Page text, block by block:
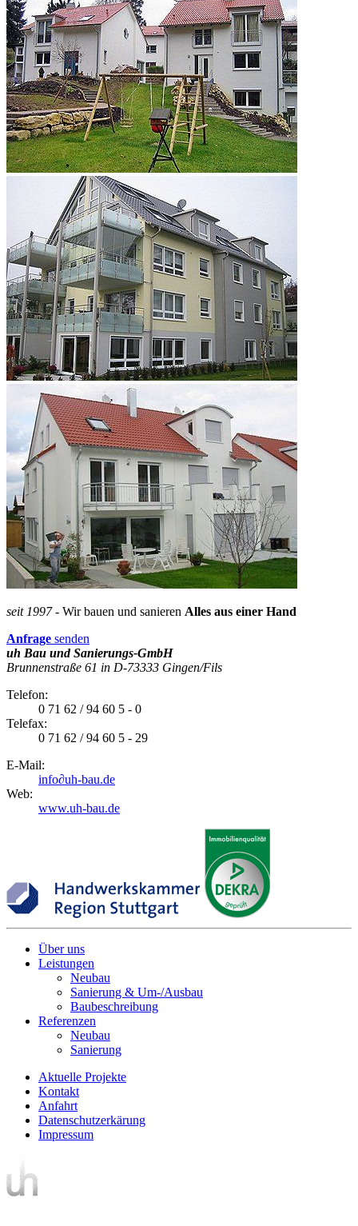
seit 1997- Wir bauen und sanieren Alles aus einer Hand
Anfrage senden
uh Bau und Sanierungs-GmbH
Brunnenstraße 61 in D-73333 Gingen/Fils
Telefon:
0 71 62 / 94 60 5 - 0
Telefax:
0 71 62 / 94 60 5 - 29
E-Mail:
info∂uh-bau.de
Web:
www.uh-bau.de
Über uns
Leistungen
Neubau
Sanierung & Um-/Ausbau
Baubeschreibung
Referenzen
Neubau
Sanierung
Aktuelle Projekte
Kontakt
Anfahrt
Datenschutzerkärung
Impressum